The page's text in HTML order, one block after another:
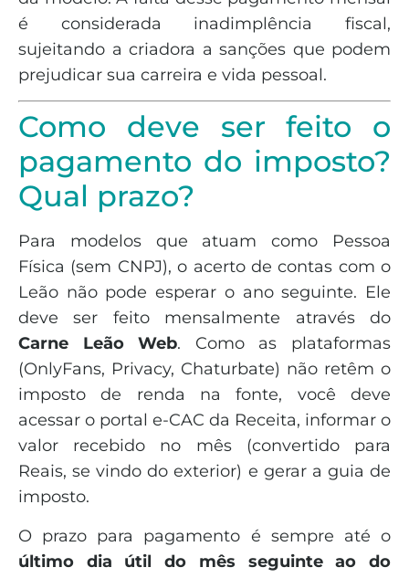
é considerada inadimplência fiscal,
sujeitando a criadora a sanções que podem
prejudicar sua carreira e vida pessoal.
Como deve ser feito o
pagamento do imposto?
Qual prazo?
Para modelos que atuam como Pessoa
Física (sem CNPJ), o acerto de contas com o
Leão não pode esperar o ano seguinte. Ele
deve ser feito mensalmente através do
Carne Leão Web. Como as plataformas
(OnlyFans, Privacy, Chaturbate) não retêm o
imposto de renda na fonte, você deve
acessar o portal e-CAC da Receita, informar o
valor recebido no mês (convertido para
Reais, se vindo do exterior) e gerar a guia de
imposto.
O prazo para pagamento é sempre até o
último dia útil do mês seguinte ao do